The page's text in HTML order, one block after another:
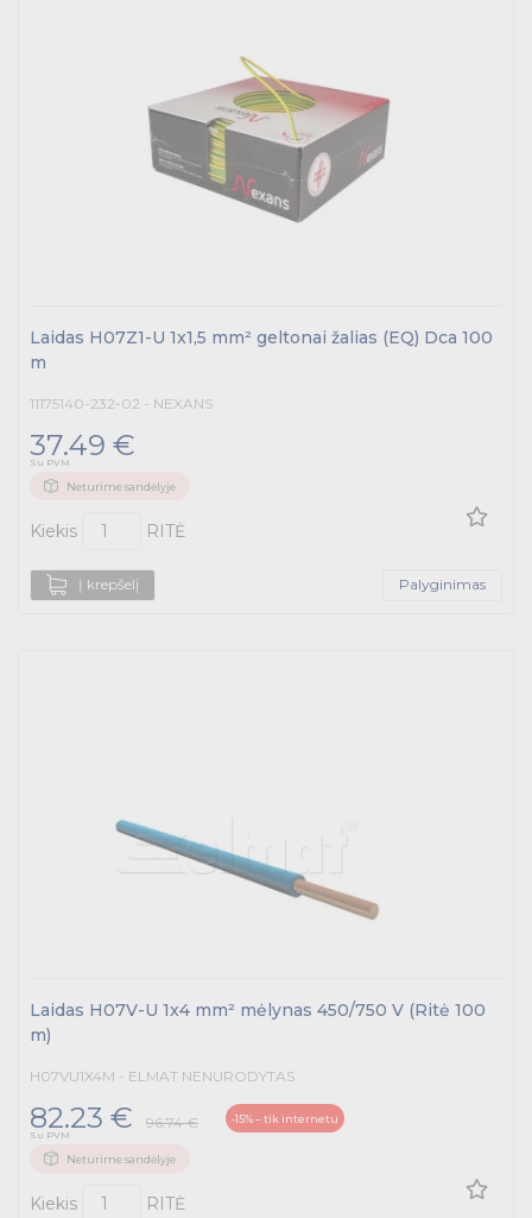
Laidas H07Z1-U 1x1,5 mm² geltonai žalias (EQ) Dca 100
m
11175140-232-02 - NEXANS
37.49 €
Su PVM
Neturime sandėlyje
Kiekis RITĖ
Į krepšelį Palyginimas
Laidas H07V-U 1x4 mm² mėlynas 450/750 V (Ritė 100
m)
H07VU1X4M - ELMAT NENURODYTAS
82.23 € 96.74 € -15% – tik internetu
Su PVM
Neturime sandėlyje
Kiekis RITĖ